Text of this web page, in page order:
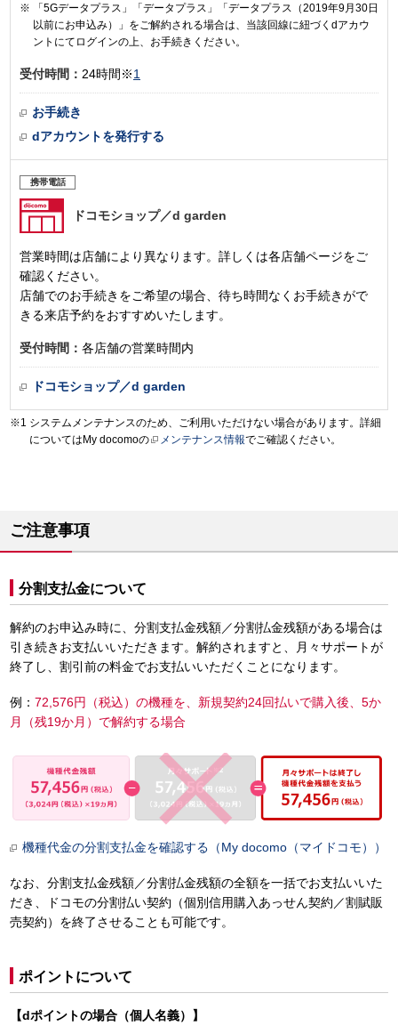
「5Gデータプラス」「データプラス」「データプラス（2019年9月30日
以前にお申込み）」をご解約される場合は、当該回線に紐づくdアカウ
ントにてログインの上、お手続きください。
受付時間： 24時間※1
お手続き
dアカウントを発行する
携帯電話
ドコモショップ／d garden
営業時間は店舗により異なります。詳しくは各店舗ページをご
確認ください。
店舗でのお手続きをご希望の場合、待ち時間なくお手続きがで
きる来店予約をおすすめいたします。
受付時間： 各店舗の営業時間内
ドコモショップ／d garden
システムメンテナンスのため、ご利用いただけない場合があります。詳細
についてはMy docomoの
メンテナンス情報でご確認ください。
ご注意事項
分割支払金について
解約のお申込み時に、分割支払金残額／分割払金残額がある場合は
引き続きお支払いいただきます。解約されますと、月々サポートが
終了し、割引前の料金でお支払いいただくことになります。
例： 72,576円（税込）の機種を、新規契約24回払いで購入後、5か
月（残19か月）で解約する場合
機種代金の分割支払金を確認する（My docomo（マイドコモ））
なお、分割支払金残額／分割払金残額の全額を一括でお支払いいた
だき、ドコモの分割払い契約（個別信用購入あっせん契約／割賦販
売契約）を終了させることも可能です。
ポイントについて
【dポイントの場合（個人名義）】